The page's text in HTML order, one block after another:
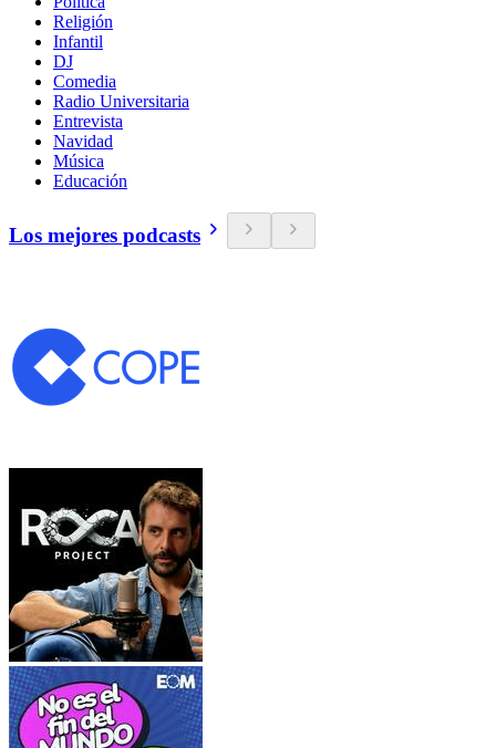
Religión
Infantil
DJ
Comedia
Radio Universitaria
Entrevista
Navidad
Música
Educación
Los mejores podcasts